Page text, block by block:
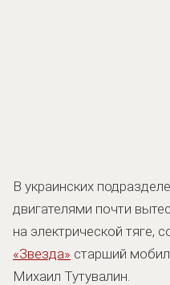
В украинских
двигателями почти
на электрической тяге,
«Звезда» старший
Михаил Тутувалин.